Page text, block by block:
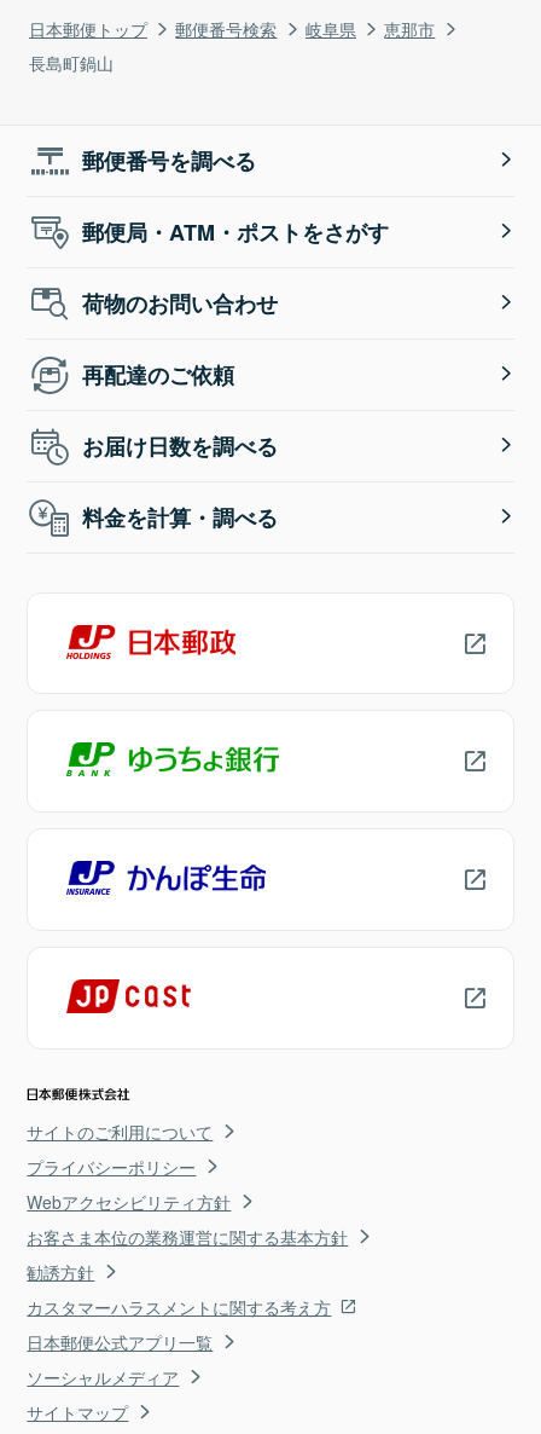
日本郵便トップ 郵便番号検索 岐阜県
恵那市
長島町鍋山
郵便番号を調べる
郵便局・ATM・ポストをさがす
荷物のお問い合わせ
再配達のご依頼
お届け日数を調べる
料金を計算・調べる
サイトのご利用について
プライバシーポリシー
Webアクセシビリティ方針
お客さま本位の業務運営に関する基本方針
勧誘方針
カスタマーハラスメントに関する考え方
日本郵便公式アプリ一覧
ソーシャルメディア
サイトマップ